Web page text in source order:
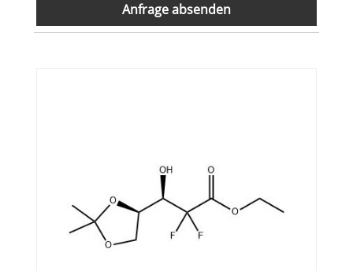
Anfrage absenden